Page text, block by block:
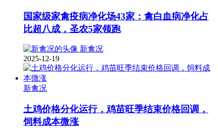
国家级家禽疫病净化场43家：禽白血病净化占
比超八成，圣农5家领跑
新禽况
2025-12-19
新禽况
土鸡价格分化运行，鸡苗旺季结束价格回调，
饲料成本微涨